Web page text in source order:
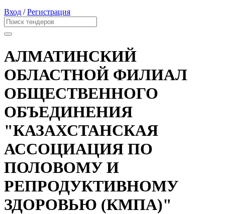
Вход /Регистрация
АЛМАТИНСКИЙ
ОБЛАСТНОЙ ФИЛИАЛ
ОБЩЕСТВЕННОГО
ОБЪЕДИНЕНИЯ
"КАЗАХСТАНСКАЯ
АССОЦИАЦИЯ ПО
ПОЛОВОМУ И
РЕПРОДУКТИВНОМУ
ЗДОРОВЬЮ (КМПА)"